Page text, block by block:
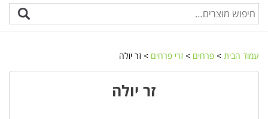
עמוד הבית > פרחים > זרי פרחים > זר יולה
זר יולה